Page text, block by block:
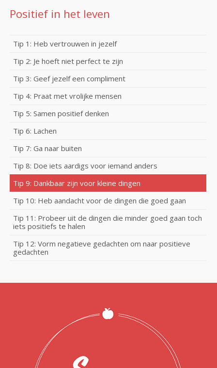
Positief in het leven
Tip 1: Heb vertrouwen in jezelf
Tip 2: Je hoeft niet perfect te zijn
Tip 3: Geef jezelf een compliment
Tip 4: Praat met vrolijke mensen
Tip 5: Samen positief denken
Tip 6: Lachen
Tip 7: Ga naar buiten
Tip 8: Doe iets aardigs voor iemand anders
Tip 9: Dankbaar zijn voor kleine dingen
Tip 10: Heb aandacht voor de dingen die goed gaan
Tip 11: Probeer uit de dingen die minder goed gaan toch
iets positiefs te halen
Tip 12: Vorm negatieve gedachten om naar positieve
gedachten